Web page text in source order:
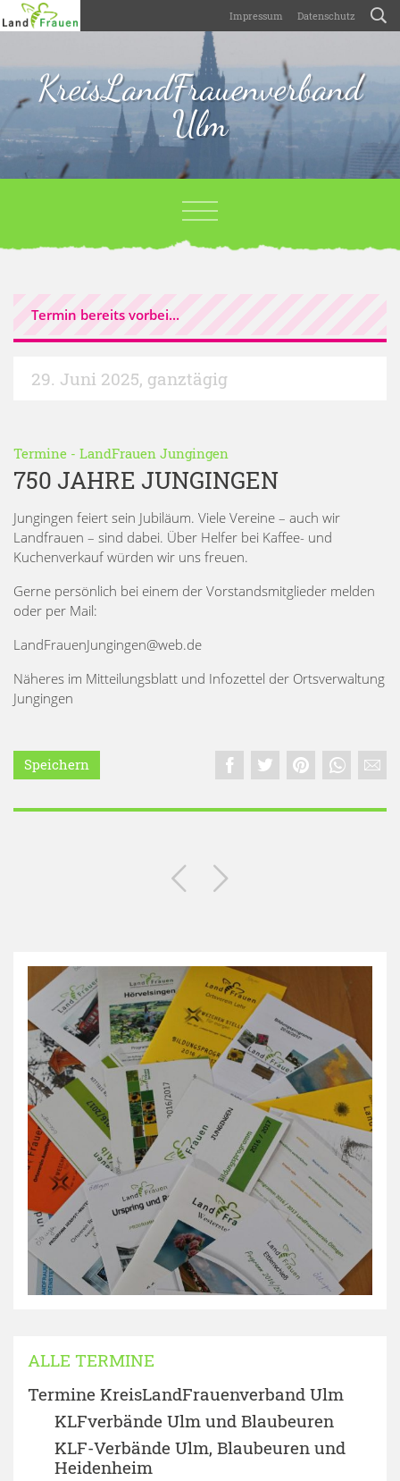
Impressum Datenschutz
KreisLandFrauenverband
Ulm
Termin bereits vorbei...
29. Juni 2025, ganztägig
Termine - LandFrauen Jungingen
750 JAHRE JUNGINGEN
Jungingen feiert sein Jubiläum. Viele Vereine – auch wir
Landfrauen – sind dabei. Über Helfer bei Kaffee- und
Kuchenverkauf würden wir uns freuen.
Gerne persönlich bei einem der Vorstandsmitglieder melden
oder per Mail:
LandFrauenJungingen@web.de
Näheres im Mitteilungsblatt und Infozettel der Ortsverwaltung
Jungingen
Speichern
ALLE TERMINE
Termine KreisLandFrauenverband Ulm
KLFverbände Ulm und Blaubeuren
KLF-Verbände Ulm, Blaubeuren und
Heidenheim